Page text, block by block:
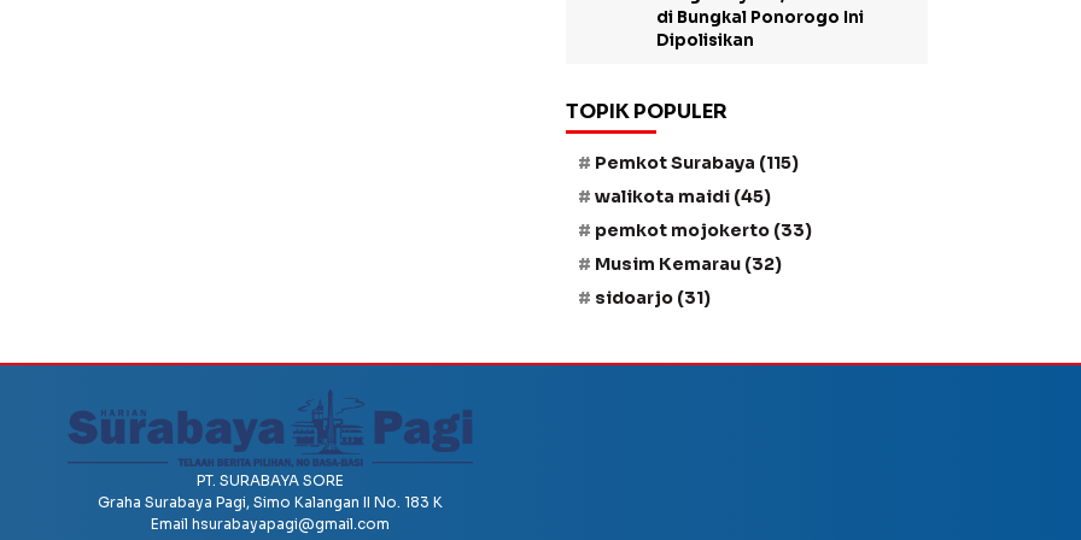
di Bungkal Ponorogo Ini
Dipolisikan
TOPIK POPULER
Pemkot Surabaya (115)
walikota maidi (45)
pemkot mojokerto (33)
Musim Kemarau (32)
sidoarjo (31)
PT. SURABAYA SORE
Graha Surabaya Pagi, Simo Kalangan II No. 183 K
Email hsurabayapagi@gmail.com